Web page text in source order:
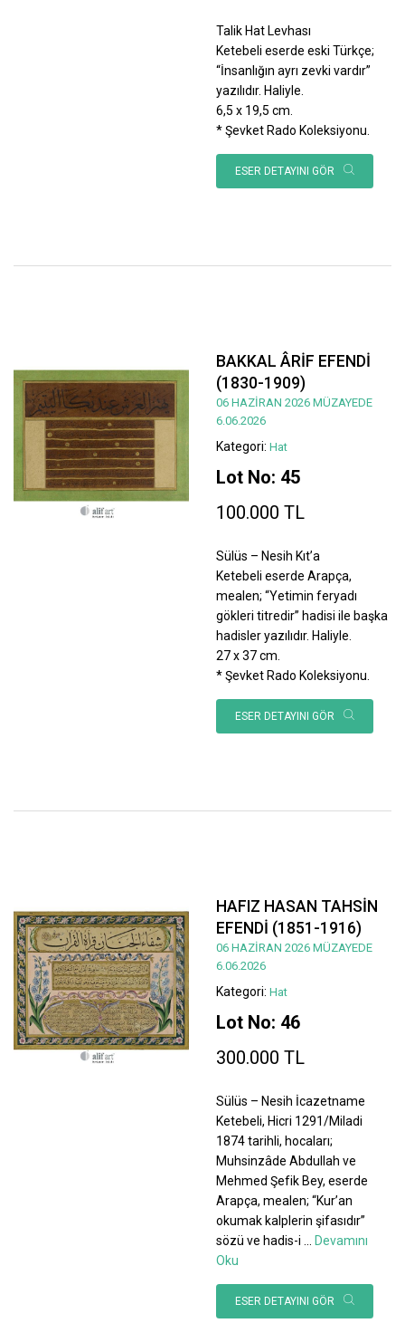
Talik Hat Levhası
Ketebeli eserde eski Türkçe;
“İnsanlığın ayrı zevki vardır”
yazılıdır. Haliyle.
6,5 x 19,5 cm.
* Şevket Rado Koleksiyonu.
ESER DETAYINI GÖR
BAKKAL ÂRİF EFENDİ
(1830-1909)
06 HAZİRAN 2026 MÜZAYEDE
6.06.2026
Kategori: Hat
Lot No: 45
100.000 TL
Sülüs – Nesih Kıt’a
Ketebeli eserde Arapça,
mealen; “Yetimin feryadı
gökleri titredir” hadisi ile başka
hadisler yazılıdır. Haliyle.
27 x 37 cm.
* Şevket Rado Koleksiyonu.
ESER DETAYINI GÖR
HAFIZ HASAN TAHSİN
EFENDİ (1851-1916)
06 HAZİRAN 2026 MÜZAYEDE
6.06.2026
Kategori: Hat
Lot No: 46
300.000 TL
Sülüs – Nesih İcazetname
Ketebeli, Hicri 1291/Miladi
1874 tarihli, hocaları;
Muhsinzâde Abdullah ve
Mehmed Şefik Bey, eserde
Arapça, mealen; “Kur’an
okumak kalplerin şifasıdır”
sözü ve hadis-i ... Devamını
Oku
ESER DETAYINI GÖR